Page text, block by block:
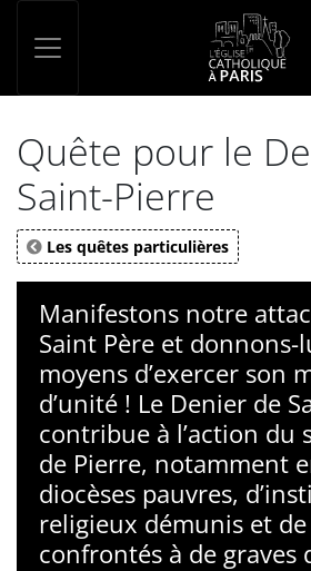
Quête pour le
Saint-Pierre
Les quêtes particulières
Manifestons notre
Saint Père et donnons-
moyens d’exercer son
d’unité ! Le Denier de
contribue à l’action du
de Pierre, notamment
diocèses pauvres,
religieux démunis et
confrontés à de graves
Panneau de gestion des cookies